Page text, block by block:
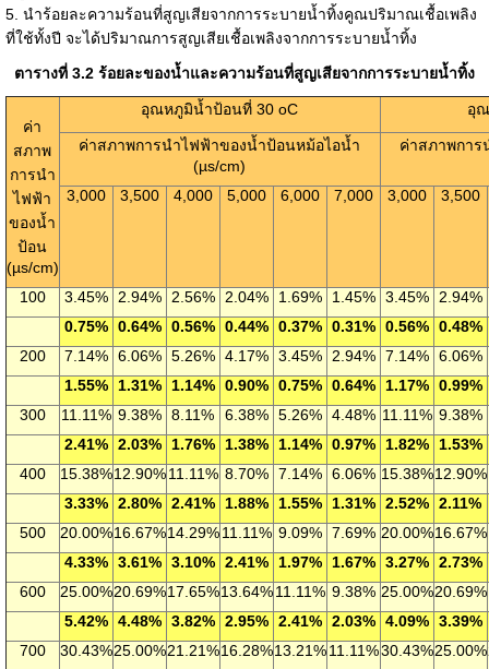
5. นำร้อยละความร้อนที่สูญเสียจากการระบายน้ำทิ้งคูณปริมาณเชื้อเพลิง
ที่ใช้ทั้งปี จะได้ปริมาณการสูญเสียเชื้อเพลิงจากการระบายน้ำทิ้ง
ตารางที่ 3.2 ร้อยละของน้ำและความร้อนที่สูญเสียจากการระบายน้ำทิ้ง
ค่า
สภาพ
การนำ
ไฟฟ้า
ของน้ำ
ป้อน
(µs/cm)
อุณหภูมิน้ำป้อนที่ 30 oC อุ
ค่าสภาพการนำไฟฟ้าของน้ำป้อนหม้อไอน้ำ
(µs/cm)
ค่าสภาพกา
3,000 3,500 4,000 5,000 6,000 7,000 3,000 3,500
100 3.45% 2.94% 2.56% 2.04% 1.69% 1.45% 3.45%
2.94%
0.75% 0.64% 0.56% 0.44% 0.37% 0.31% 0.56% 0.48%
200
7.14% 6.06% 5.26% 4.17% 3.45% 2.94% 7.14% 6.06%
1.55%
1.31% 1.14% 0.90% 0.75% 0.64% 1.17% 0.99%
300
11.11% 9.38% 8.11% 6.38% 5.26% 4.48% 11.11% 9.38%
2.41% 2.03% 1.76% 1.38% 1.14% 0.97% 1.82%
1.53%
400
15.38%12.90% 11.11% 8.70% 7.14% 6.06% 15.38%12.90%
3.33% 2.80% 2.41% 1.88% 1.55% 1.31% 2.52% 2.11%
500
20.00%16.67%14.29% 11.11% 9.09% 7.69% 20.00%16.67%
4.33% 3.61% 3.10% 2.41% 1.97% 1.67% 3.27% 2.73%
600
25.00%20.69%17.65%13.64% 11.11% 9.38% 25.00%20.69%
5.42% 4.48% 3.82% 2.95% 2.41% 2.03% 4.09% 3.39%
700
30.43%25.00%21.21%16.28%13.21% 11.11%30.43%25.00%